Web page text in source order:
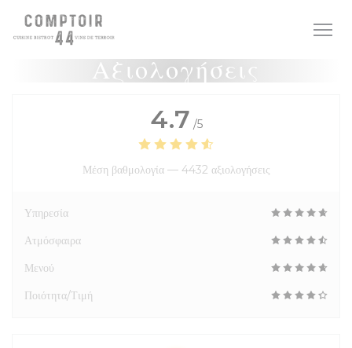
Πίνακας διαχείρισης "Μπισκότων" (Cookies)
Αξιολογήσεις
4.7 /5
Μέση βαθμολογία — 4432 αξιολογήσεις
Υπηρεσία
Ατμόσφαιρα
Μενού
Ποιότητα/Τιμή